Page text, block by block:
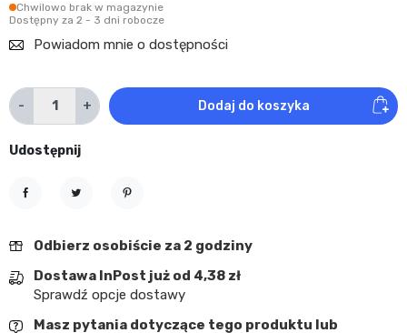
Chwilowo brak w magazynie
Dostępny za 2 - 3 dni robocze
Powiadom mnie o dostępności
- + Dodaj do koszyka
Udostępnij
Odbierz osobiście za 2 godziny
Dostawa InPost już od 4,38 zł
Sprawdź opcje dostawy
Masz pytania dotyczące tego produktu lub